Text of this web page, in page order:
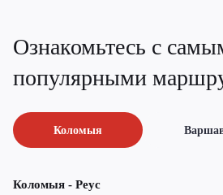
Ознакомьтесь с
популярными
Коломыя
Коломыя - Реус